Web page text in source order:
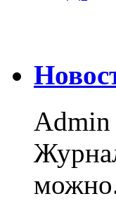
Admin